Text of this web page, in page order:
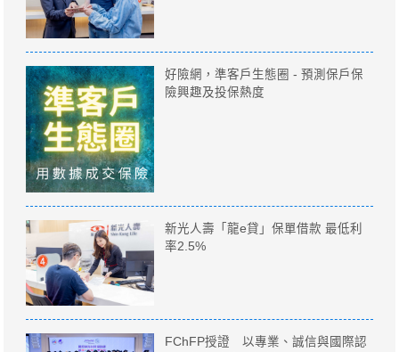
好險網，準客戶生態圈 - 預測保戶保
險興趣及投保熱度
新光人壽「龍e貸」保單借款 最低利
率2.5%
FChFP授證 以專業、誠信與國際認